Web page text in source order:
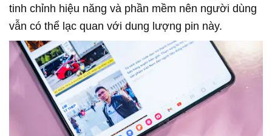
tinh chỉnh hiệu năng và phần mềm nên người dùng
vẫn có thể lạc quan với dung lượng pin này.